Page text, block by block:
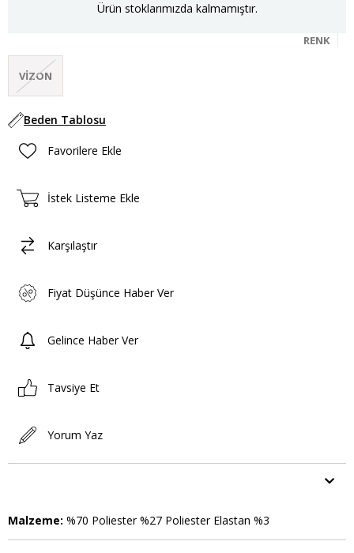
Ürün stoklarımızda kalmamıştır.
RENK
VIZON
Beden Tablosu
Favorilere Ekle
İstek Listeme Ekle
Karşılaştır
Fiyat Düşünce Haber Ver
Gelince Haber Ver
Tavsiye Et
Yorum Yaz
Malzeme: %70 Poliester %27 Poliester Elastan %3